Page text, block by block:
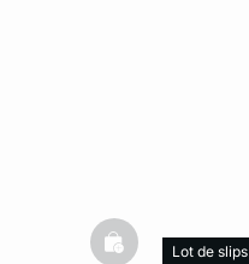
basketfullLot de slips